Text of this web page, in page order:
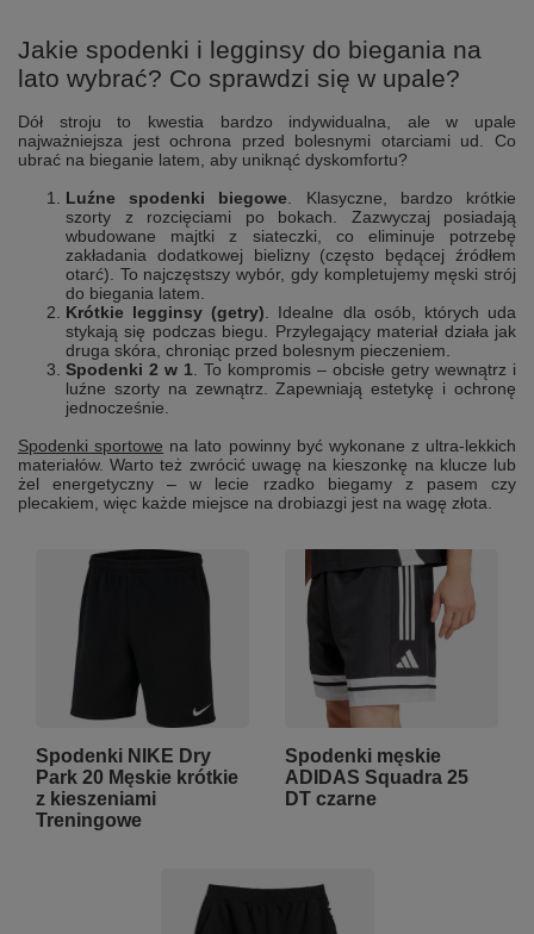
Jakie spodenki i legginsy do biegania na
lato wybrać? Co sprawdzi się w upale?
Dół stroju to kwestia bardzo indywidualna, ale w upale
najważniejsza jest ochrona przed bolesnymi otarciami ud. Co
ubrać na bieganie latem, aby uniknąć dyskomfortu?
Luźne spodenki biegowe. Klasyczne, bardzo krótkie
szorty z rozcięciami po bokach. Zazwyczaj posiadają
wbudowane majtki z siateczki, co eliminuje potrzebę
zakładania dodatkowej bielizny (często będącej źródłem
otarć). To najczęstszy wybór, gdy kompletujemy męski strój
do biegania latem.
Krótkie legginsy (getry). Idealne dla osób, których uda
stykają się podczas biegu. Przylegający materiał działa jak
druga skóra, chroniąc przed bolesnym pieczeniem.
Spodenki 2 w 1. To kompromis – obcisłe getry wewnątrz i
luźne szorty na zewnątrz. Zapewniają estetykę i ochronę
jednocześnie.
Spodenki sportowe na lato powinny być wykonane z ultra-lekkich
materiałów. Warto też zwrócić uwagę na kieszonkę na klucze lub
żel energetyczny – w lecie rzadko biegamy z pasem czy
plecakiem, więc każde miejsce na drobiazgi jest na wagę złota.
Spodenki NIKE Dry
Park 20 Męskie krótkie
z kieszeniami
Treningowe
Spodenki męskie
ADIDAS Squadra 25
DT czarne